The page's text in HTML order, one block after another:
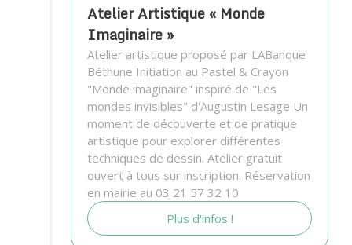
Atelier Artistique « Monde
Imaginaire »
Atelier artistique proposé par LABanque
Béthune Initiation au Pastel & Crayon
"Monde imaginaire" inspiré de "Les
mondes invisibles" d'Augustin Lesage Un
moment de découverte et de pratique
artistique pour explorer différentes
techniques de dessin. Atelier gratuit
ouvert à tous sur inscription. Réservation
en mairie au 03 21 57 32 10
Plus d'infos !